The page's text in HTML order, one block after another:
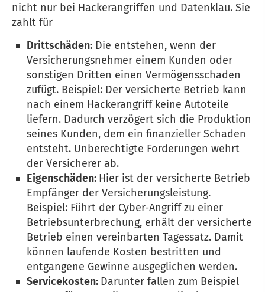
nicht nur bei Hackerangriffen und Datenklau. Sie
zahlt für
Drittschäden: Die entstehen, wenn der
Versicherungsnehmer einem Kunden oder
sonstigen Dritten einen Vermögensschaden
zufügt. Beispiel: Der versicherte Betrieb kann
nach einem Hackerangriff keine Autoteile
liefern. Dadurch verzögert sich die Produktion
seines Kunden, dem ein finanzieller Schaden
entsteht. Unberechtigte Forderungen wehrt
der Versicherer ab.
Eigenschäden: Hier ist der versicherte Betrieb
Empfänger der Versicherungsleistung.
Beispiel: Führt der Cyber-Angriff zu einer
Betriebsunterbrechung, erhält der versicherte
Betrieb einen vereinbarten Tagessatz. Damit
können laufende Kosten bestritten und
entgangene Gewinne ausgeglichen werden.
Servicekosten: Darunter fallen zum Beispiel